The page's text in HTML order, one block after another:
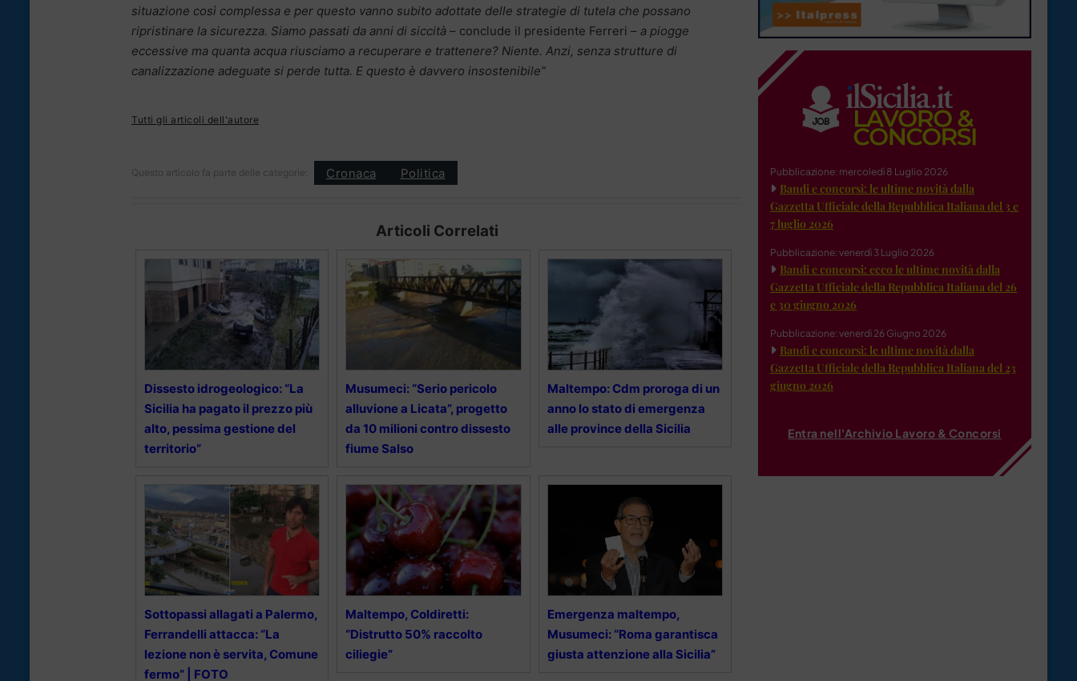
situazione così complessa e per questo vanno subito adottate delle strategie di tutela che possano
ripristinare la sicurezza. Siamo passati da anni di siccità – conclude il presidente Ferreri – a piogge
eccessive ma quanta acqua riusciamo a recuperare e trattenere? Niente. Anzi, senza strutture di
canalizzazione adeguate si perde tutta. E questo è davvero insostenibile”
Tutti gli articoli dell'autore
Questo articolo fa parte delle categorie: Cronaca Politica
Articoli Correlati
Dissesto idrogeologico: “La
Sicilia ha pagato il prezzo più
alto, pessima gestione del
territorio”
Musumeci: “Serio pericolo
alluvione a Licata”, progetto
da 10 milioni contro dissesto
fiume Salso
Maltempo: Cdm proroga di un
anno lo stato di emergenza
alle province della Sicilia
Sottopassi allagati a Palermo,
Ferrandelli attacca: “La
lezione non è servita, Comune
fermo” | FOTO
Maltempo, Coldiretti:
“Distrutto 50% raccolto
ciliegie”
Emergenza maltempo,
Musumeci: “Roma garantisca
giusta attenzione alla Sicilia”
Pubblicazione: mercoledì 8 Luglio 2026
Bandi e concorsi: le ultime novità dalla
Gazzetta Ufficiale della Repubblica Italiana del 3 e
7 luglio 2026
Pubblicazione: venerdì 3 Luglio 2026
Bandi e concorsi: ecco le ultime novità dalla
Gazzetta Ufficiale della Repubblica Italiana del 26
e 30 giugno 2026
Pubblicazione: venerdì 26 Giugno 2026
Bandi e concorsi: le ultime novità dalla
Gazzetta Ufficiale della Repubblica Italiana del 23
giugno 2026
Entra nell'Archivio Lavoro & Concorsi